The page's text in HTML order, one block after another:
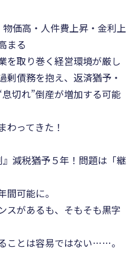
物価高・人件費上昇・金利上
まる
を取り巻く経営環境が厳し
剰債務を抱え、返済猶予・
切れ”倒産が増加する可能
わってきた！
』減税猶予５年！問題は「継
可能に。
スがあるも、そもそも黒字
ことは容易ではない……。